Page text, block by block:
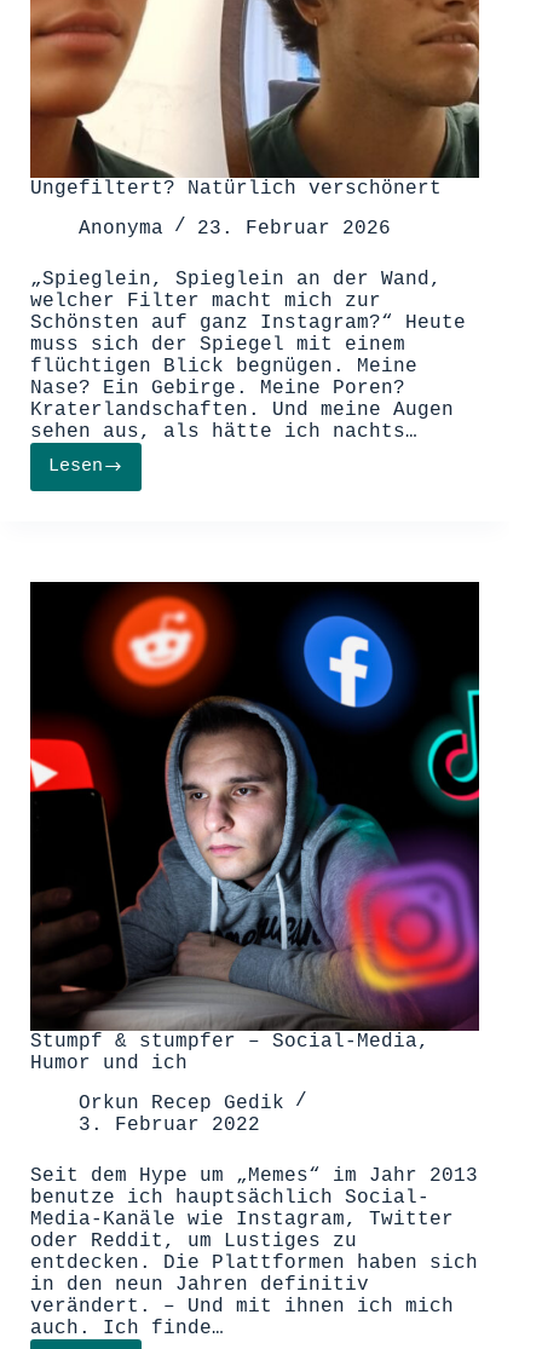
Ungefiltert? Natürlich verschönert
Anonyma
23. Februar 2026
„Spieglein, Spieglein an der Wand,
welcher Filter macht mich zur
Schönsten auf ganz Instagram?“ Heute
muss sich der Spiegel mit einem
flüchtigen Blick begnügen. Meine
Nase? Ein Gebirge. Meine Poren?
Kraterlandschaften. Und meine Augen
sehen aus, als hätte ich nachts…
LesenUngefiltert?
Natürlich
Stumpf & stumpfer – Social-Media,
Humor und ich
Orkun Recep Gedik
3. Februar 2022
Seit dem Hype um „Memes“ im Jahr 2013
benutze ich hauptsächlich Social-
Media-Kanäle wie Instagram, Twitter
oder Reddit, um Lustiges zu
entdecken. Die Plattformen haben sich
in den neun Jahren definitiv
verändert. ­– Und mit ihnen ich mich
auch. Ich finde…